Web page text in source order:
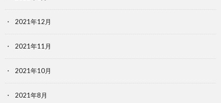
2021年12月
2021年11月
2021年10月
2021年8月